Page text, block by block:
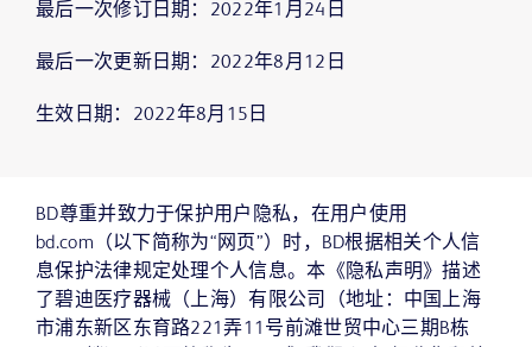
最后一次修订日期：2022年1月24日
最后一次更新日期：2022年8月12日
生效日期：2022年8月15日
BD尊重并致力于保护用户隐私，在用户使用
bd.com（以下简称为“网页”）时，BD根据相关个人信
息保护法律规定处理个人信息。本《隐私声明》描述
了碧迪医疗器械（上海）有限公司（地址：中国上海
市浦东新区东育路221弄11号前滩世贸中心三期B栋